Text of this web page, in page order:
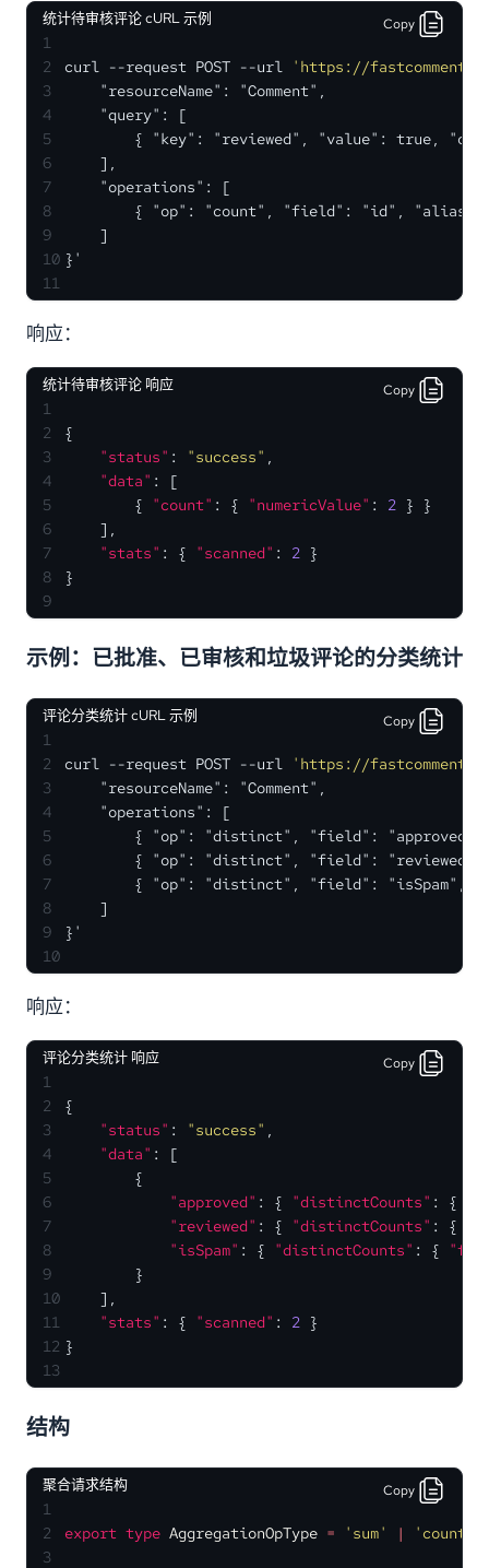
统计待审核评论 cURL 示例 Copy
1
2
curl --request POST --url
'https://
3
    "resourceName": "Comment",
4
    "query": [
5
{ "key": "reviewed", "value": true,
6
    ],
7
    "operations": [
8
{ "op": "count", "field": "id", "alias":
9
    ]
10 }'
11
响应：
统计待审核评论 响应 Copy
1
2
{
3
"status" : "success" ,
4
"data" :
[
5
{ "count" : { "numericValue" : 2 }
}
6
] ,
7
"stats" : { "scanned" : 2 }
8
}
9
示例：已批准、已审核和垃圾评论的分类统计
评论分类统计 cURL 示例 Copy
1
2
curl --request POST --url
'https://
3
    "resourceName": "Comment",
4
    "operations": [
5
{ "op": "distinct", "field":
6
{ "op": "distinct", "field":
7
{ "op": "distinct", "field": "isSpam",
8
    ]
9
}'
10
响应：
评论分类统计 响应 Copy
1
2
{
3
"status" : "success" ,
4
"data" :
[
5
{
6
"approved" : { "distinctCounts" : {
7
"reviewed" : { "distinctCounts" : {
8
"isSpam" : { "distinctCounts" : {
9
}
10
] ,
11
"stats" : { "scanned" : 2 }
12 }
13
结构
聚合请求结构 Copy
1
2
export type AggregationOpType = 'sum' |
3